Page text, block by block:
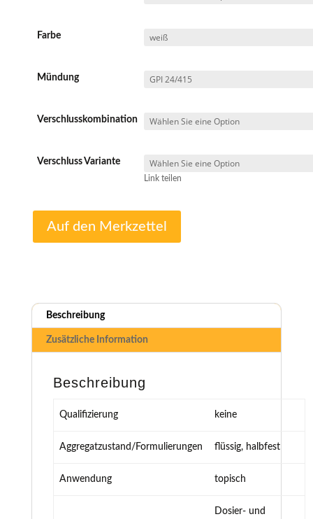
Farbe
Mündung
Verschlusskombination
Verschluss Variante
Link teilen
Auf den Merkzettel
Beschreibung
Zusätzliche Information
Beschreibung
Qualifizierung keine
Aggregatzustand/Formulierungen flüssig, halbfest
Anwendung topisch
Dosier- und